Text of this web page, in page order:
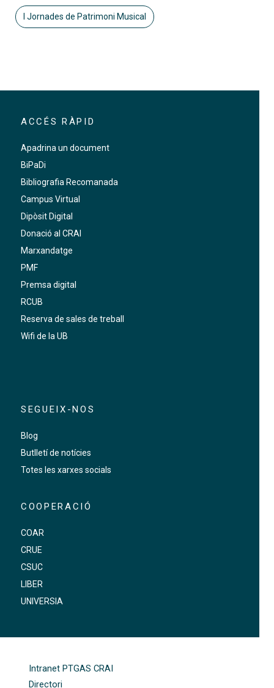
I Jornades de Patrimoni Musical
ACCÉS RÀPID
Apadrina un document
BiPaDi
Bibliografia Recomanada
Campus Virtual
Dipòsit Digital
Donació al CRAI
Marxandatge
PMF
Premsa digital
RCUB
Reserva de sales de treball
Wifi de la UB
SEGUEIX-NOS
Blog
Butlletí de notícies
Totes les xarxes socials
COOPERACIÓ
COAR
CRUE
CSUC
LIBER
UNIVERSIA
Intranet PTGAS CRAI
Directori